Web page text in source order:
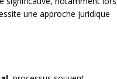
une approche juridique